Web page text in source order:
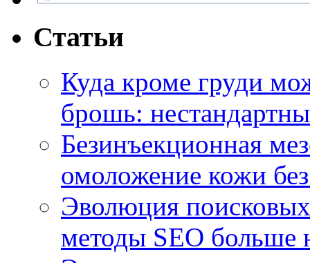
Статьи
Куда кроме груди
брошь:
Безинъекционная
омоложение кожи
Эволюция
методы SEO больше